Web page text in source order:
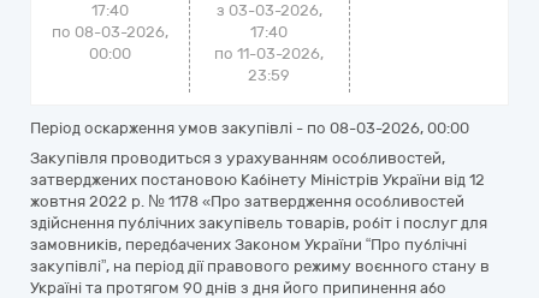
17:40
по 08-03-2026,
00:00
з 03-03-2026,
17:40
по 11-03-2026,
23:59
Період оскарження умов закупівлі - по 08-03-2026, 00:00
Закупівля проводиться з урахуванням особливостей,
затверджених постановою Кабінету Міністрів України від 12
жовтня 2022 р. № 1178 «Про затвердження особливостей
здійснення публічних закупівель товарів, робіт і послуг для
замовників, передбачених Законом України “Про публічні
закупівлі”, на період дії правового режиму воєнного стану в
Україні та протягом 90 днів з дня його припинення або